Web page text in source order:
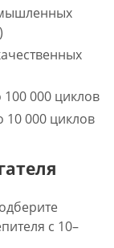
000 циклов
10 000 циклов
с 10–